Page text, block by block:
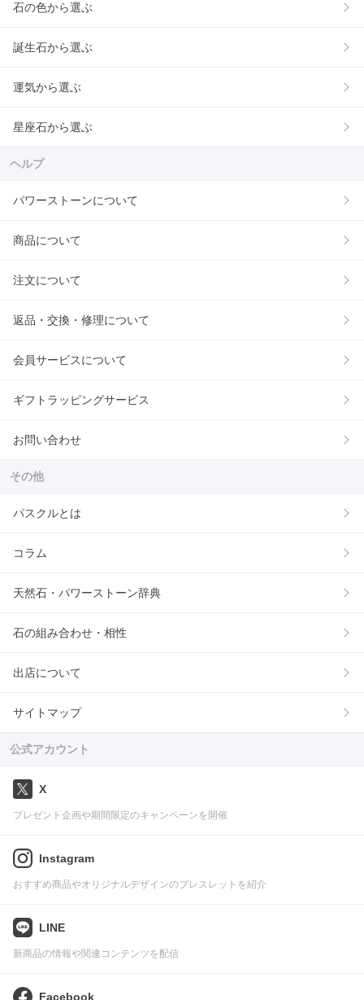
石の色から選ぶ
誕生石から選ぶ
運気から選ぶ
星座石から選ぶ
ヘルプ
パワーストーンについて
商品について
注文について
返品・交換・修理について
会員サービスについて
ギフトラッピングサービス
お問い合わせ
その他
パスクルとは
コラム
天然石・パワーストーン辞典
石の組み合わせ・相性
出店について
サイトマップ
公式アカウント
X
プレゼント企画や期間限定のキャンペーンを開催
Instagram
おすすめ商品やオリジナルデザインのブレスレットを紹介
LINE
新商品の情報や関連コンテンツを配信
Facebook